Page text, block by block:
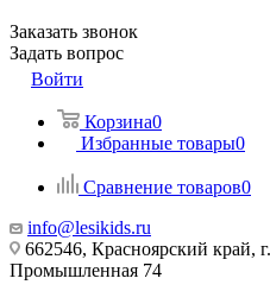
Заказать звонок
Задать вопрос
Войти
Корзина0
Избранные товары0
Сравнение товаров0
info@lesikids.ru
662546, Красноярский край,
Промышленная 74